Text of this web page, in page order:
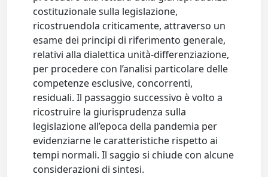
costituzionale sulla legislazione,
ricostruendola criticamente, attraverso un
esame dei principi di riferimento generale,
relativi alla dialettica unità-differenziazione,
per procedere con l’analisi particolare delle
competenze esclusive, concorrenti,
residuali. Il passaggio successivo è volto a
ricostruire la giurisprudenza sulla
legislazione all’epoca della pandemia per
evidenziarne le caratteristiche rispetto ai
tempi normali. Il saggio si chiude con alcune
considerazioni di sintesi.